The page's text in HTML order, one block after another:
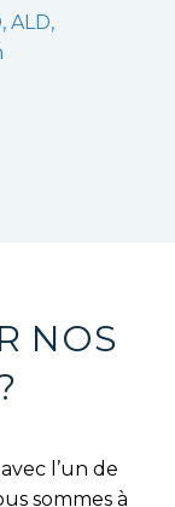
ALD,
NOS
l’un de
sommes à